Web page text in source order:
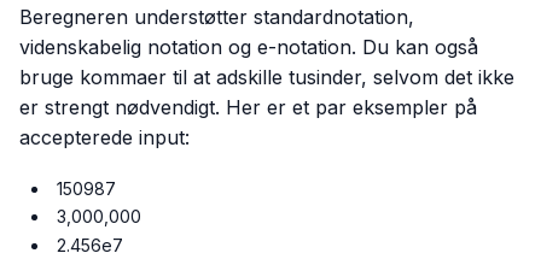
Beregneren understøtter standardnotation,
videnskabelig notation og e-notation. Du kan også
bruge kommaer til at adskille tusinder, selvom det ikke
er strengt nødvendigt. Her er et par eksempler på
accepterede input:
150987
3,000,000
2.456e7